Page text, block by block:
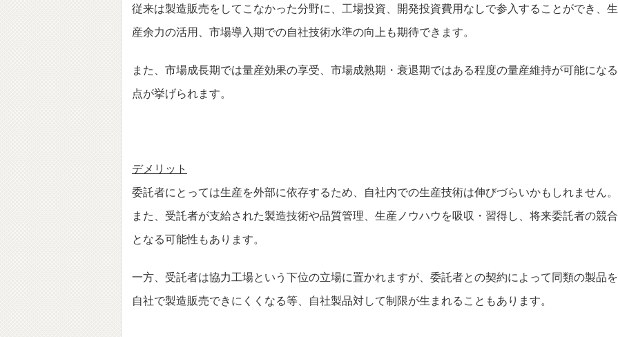
従来は製造販売をしてこなかった分野に、工場投資、開発投資費用なしで参入することができ、生
産余力の活用、市場導入期での自社技術水準の向上も期待できます。
また、市場成長期では量産効果の享受、市場成熟期・衰退期ではある程度の量産維持が可能になる
点が挙げられます。
デメリット
委託者にとっては生産を外部に依存するため、自社内での生産技術は伸びづらいかもしれません。
また、受託者が支給された製造技術や品質管理、生産ノウハウを吸収・習得し、将来委託者の競合
となる可能性もあります。
一方、受託者は協力工場という下位の立場に置かれますが、委託者との契約によって同類の製品を
自社で製造販売できにくくなる等、自社製品対して制限が生まれることもあります。